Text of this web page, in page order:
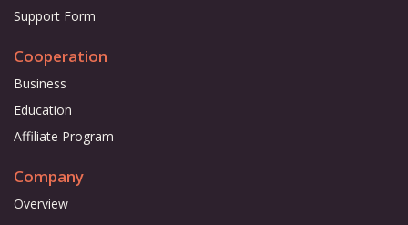
Support Form
Cooperation
Business
Education
Affiliate Program
Company
Overview